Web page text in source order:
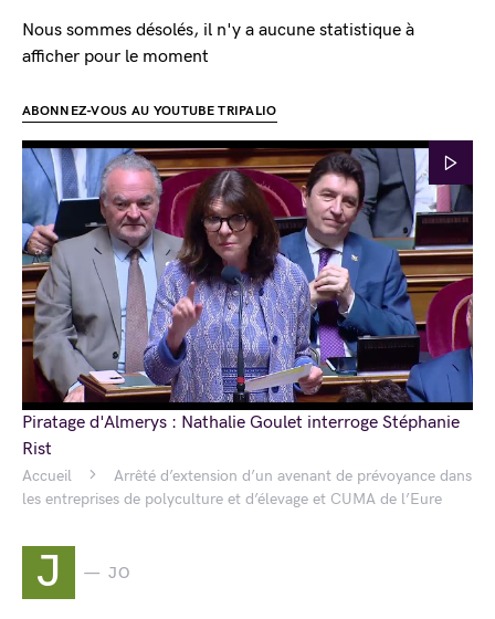
Accueil
Arrêté d’extension d’un avenant de prévoyance dans
les entreprises de polyculture et d’élevage et CUMA de l’Eure
J JO
Nous sommes désolés, il n'y a aucune statistique à
afficher pour le moment
ABONNEZ-VOUS AU YOUTUBE TRIPALIO
Piratage d'Almerys : Nathalie Goulet interroge Stéphanie
Rist